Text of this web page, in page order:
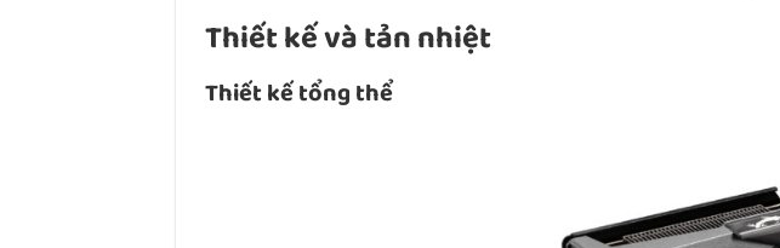
Thiết kế và tản nhiệt
Thiết kế tổng thể